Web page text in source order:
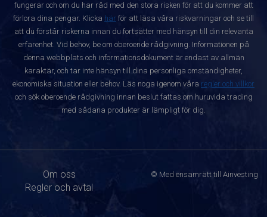
fungerar och om du har råd med den stora risken för att du kommer att
förlora dina pengar. Klicka här för att läsa våra riskvarningar och se till
att du förstår riskerna innan du fortsätter med hänsyn till din relevanta
erfarenhet. Vid behov, be om oberoende rådgivning. Informationen på
denna webbplats och informationsdokument är endast av allmän
karaktär, och tar inte hänsyn till dina personliga omständigheter,
ekonomiska situation eller behov. Läs noga igenom våra regler och villkor
och sök oberoende rådgivning innan beslut fattas om huruvida trading
med sådana produkter är lämpligt för dig.
Om oss
Regler och avtal
© Med ensamrätt till Ainvesting